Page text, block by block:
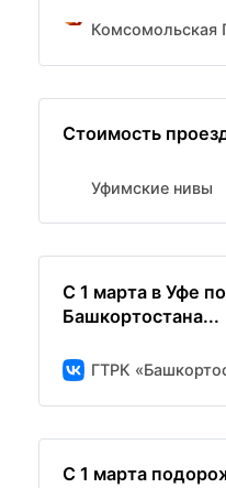
Комсомольская
Стоимость
Уфимские нивы
С 1 марта в Уфе
Башкортостана...
ГТРК
С 1 марта